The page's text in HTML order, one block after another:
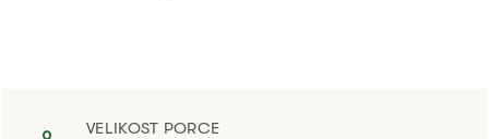
VELIKOST PORCE